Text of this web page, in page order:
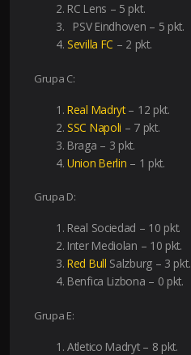
RC Lens – 5 pkt.
PSV Eindhoven – 5 pkt.
Sevilla FC – 2 pkt.
Grupa C:
Real Madryt– 12 pkt.
SSC Napoli – 7 pkt.
Braga – 3 pkt.
Union Berlin – 1 pkt.
Grupa D:
Real Sociedad – 10 pkt.
Inter Mediolan – 10 pkt.
Red Bull Salzburg – 3 pkt.
Benfica Lizbona – 0 pkt.
Grupa E:
Atletico Madryt – 8 pkt.